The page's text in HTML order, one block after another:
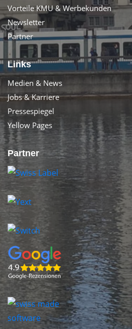
Vorteile KMU & Werbekunden
Newsletter
Partner
Links
Medien & News
Jobs & Karriere
Pressespiegel
Yellow Pages
Partner